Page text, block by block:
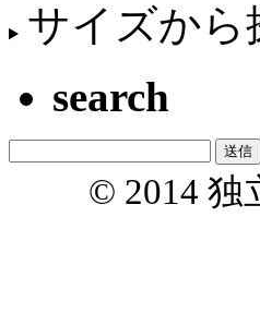
サイズから
search
© 2014 独